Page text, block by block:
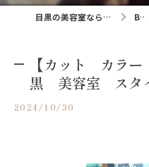
目黒の美容室ならhair&spa cocoro Blog
【カット カラ
黒 美容室 スタ
2024/10/30